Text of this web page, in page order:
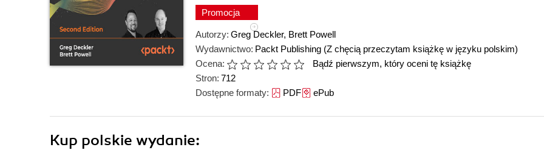
Promocja
Autorzy: Greg Deckler, Brett Powell
Wydawnictwo: Packt Publishing (Z chęcią przeczytam książkę w języku polskim)
Ocena:
Bądź pierwszym, który oceni tę książkę
Stron: 712
Dostępne formaty: PDFePub
Kup polskie wydanie: